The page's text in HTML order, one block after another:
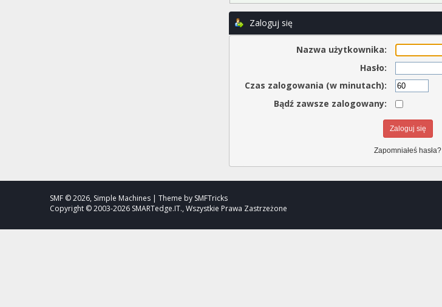
Zaloguj się
Nazwa użytkownika:
Hasło:
Czas zalogowania (w minutach):
Bądź zawsze zalogowany:
Zapomniałeś hasła?
SMF © 2026, Simple Machines | Theme by SMFTricks
Copyright © 2003-2026 SMARTedge.IT., Wszystkie Prawa Zastrzeżone